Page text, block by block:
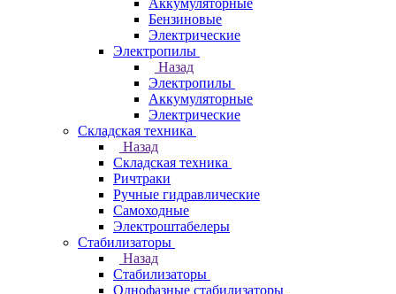
Аккумуляторные
Бензиновые
Электрические
Электропилы
Назад
Электропилы
Аккумуляторные
Электрические
Складская техника
Назад
Складская техника
Ричтраки
Ручные гидравлические
Самоходные
Электроштабелеры
Стабилизаторы
Назад
Стабилизаторы
Однофазные стабилизаторы